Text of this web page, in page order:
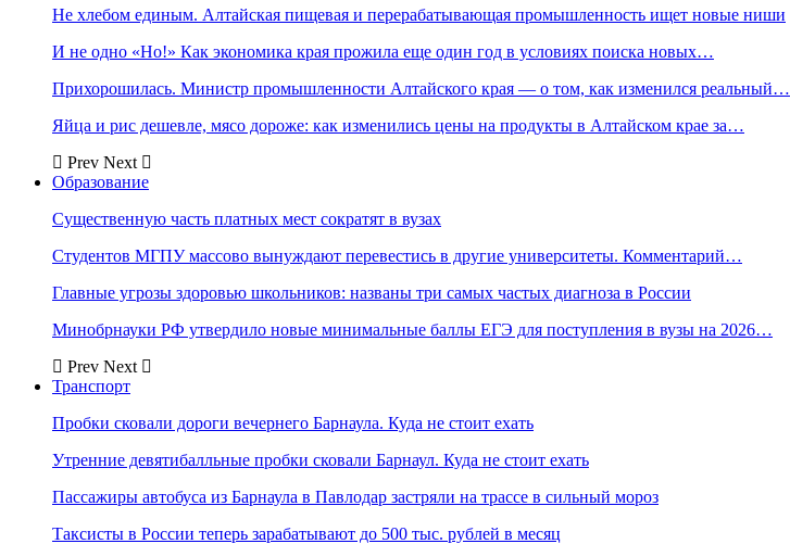
Не хлебом единым. Алтайская пищевая и перерабатывающая промышленность ищет новые ниши
И не одно «Но!» Как экономика края прожила еще один год в условиях поиска новых…
Прихорошилась. Министр промышленности Алтайского края — о том, как изменился реальный…
Яйца и рис дешевле, мясо дороже: как изменились цены на продукты в Алтайском крае за…
Prev Next
Образование
Существенную часть платных мест сократят в вузах
Студентов МГПУ массово вынуждают перевестись в другие университеты. Комментарий…
Главные угрозы здоровью школьников: названы три самых частых диагноза в России
Минобрнауки РФ утвердило новые минимальные баллы ЕГЭ для поступления в вузы на 2026…
Prev Next
Транспорт
Пробки сковали дороги вечернего Барнаула. Куда не стоит ехать
Утренние девятибалльные пробки сковали Барнаул. Куда не стоит ехать
Пассажиры автобуса из Барнаула в Павлодар застряли на трассе в сильный мороз
Таксисты в России теперь зарабатывают до 500 тыс. рублей в месяц